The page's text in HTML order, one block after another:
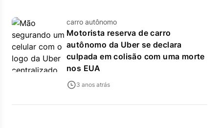
carro autônomo
Motorista reserva de carro
autônomo da Uber se declara
culpada em colisão com uma morte
nos EUA
3 anos atrás